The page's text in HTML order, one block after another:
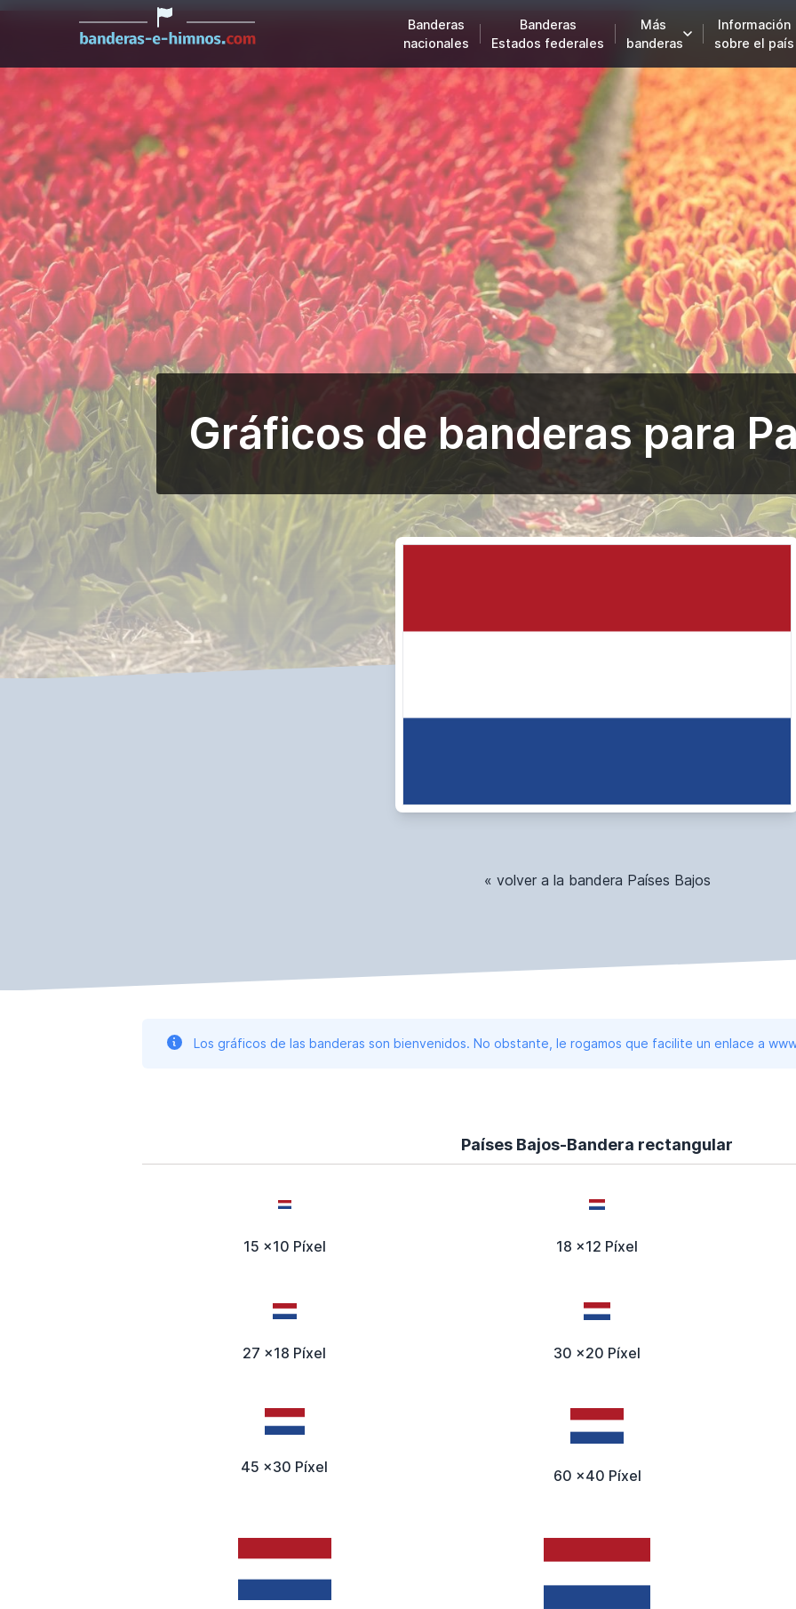
Banderas
nacionales
Banderas
Estados federales
Más
banderas
Información
sobre el país
Gráficos de banderas para
« volver a la bandera Países Bajos
Los gráficos de las banderas son bienvenidos. No obstante, le rogamos que facilite un enlace a
Países Bajos-Bandera rectangular
15 x10 Píxel 18 x12 Píxel
27 x18 Píxel 30 x20 Píxel
45 x30 Píxel 60 x40 Píxel